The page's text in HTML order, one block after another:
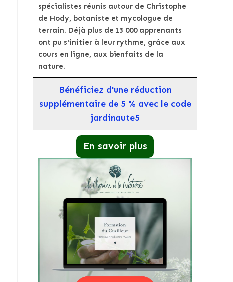
spécialistes réunis autour de Christophe
de Hody, botaniste et mycologue de
terrain. Déjà plus de 13 000 apprenants
ont pu s'initier à leur rythme, grâce aux
cours en ligne, aux bienfaits de la
nature.
Bénéficiez d'une réduction
supplémentaire de 5 % avec le code
jardinaute5
En savoir plus